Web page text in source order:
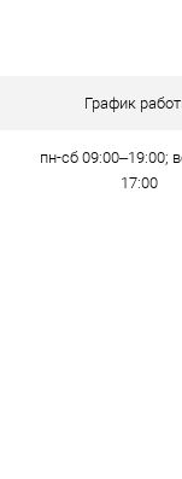
График
пн-сб 09:00–19:00;
17:00